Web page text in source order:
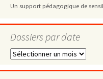
Un support pédagogique de
Dossiers par date
Dossiers
date